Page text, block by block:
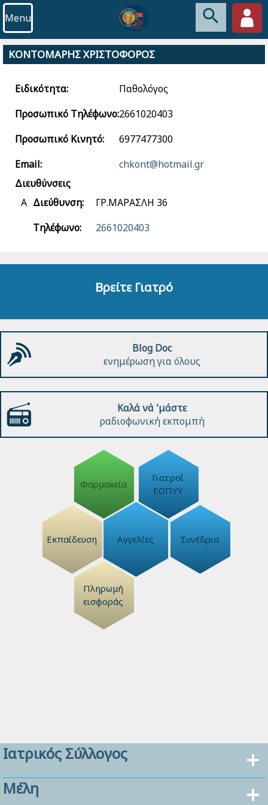
Menu
ΚΟΝΤΟΜΑΡΗΣ ΧΡΙΣΤΟΦΟΡΟΣ
Ειδικότητα:
Παθολόγος
Προσωπικό Τηλέφωνο:2661020403
Προσωπικό Κινητό:
6977477300
Email:
chkont@hotmail.gr
Διευθύνσεις
Α Διεύθυνση:
ΓΡ.ΜΑΡΑΣΛΗ 36
Τηλέφωνο:
2661020403
Βρείτε Γιατρό
Blog Doc
ενημέρωση για όλους
Καλά νά 'μάστε
ραδιοφωνική εκπομπή
Φαρμακεία
Γιατροί
ΕΟΠΥΥ
Εκπαίδευση Αγγελίες Συνέδρια
Πληρωμή
εισφοράς
Ιατρικός Σύλλογος
Μέλη